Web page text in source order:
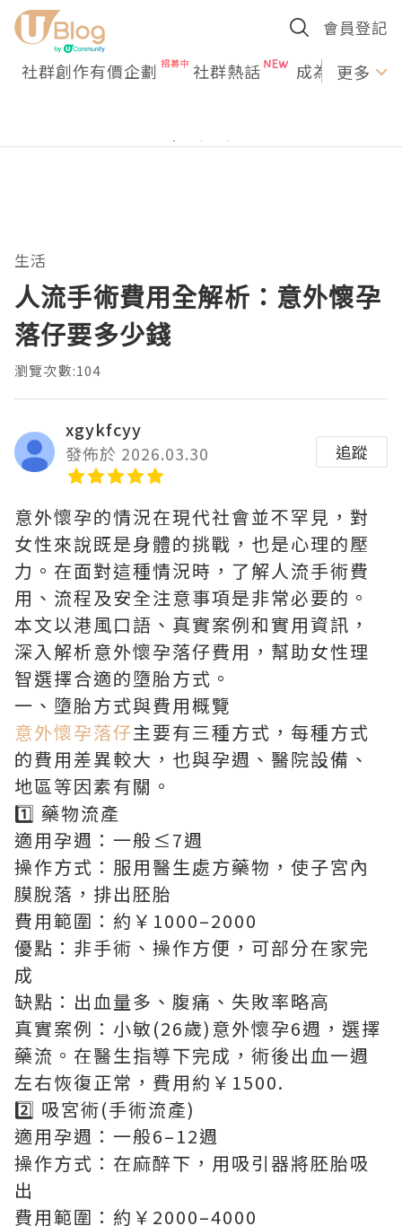
會員登記
社群創作有價企劃 社群熱話 成為U更多
生活
人流手術費用全解析：意外懷孕
落仔要多少錢
瀏覽次數:104
xgykfcyy
發佈於 2026.03.30
追蹤
意外懷孕的情況在現代社會並不罕見，對
女性來說既是身體的挑戰，也是心理的壓
力。在面對這種情況時，了解人流手術費
用、流程及安全注意事項是非常必要的。
本文以港風口語、真實案例和實用資訊，
深入解析意外懷孕落仔費用，幫助女性理
智選擇合適的墮胎方式。
一、墮胎方式與費用概覽
意外懷孕落仔主要有三種方式，每種方式
的費用差異較大，也與孕週、醫院設備、
地區等因素有關。
1️⃣ 藥物流產
適用孕週：一般≤7週
操作方式：服用醫生處方藥物，使子宮內
膜脫落，排出胚胎
費用範圍：約￥1000–2000
優點：非手術、操作方便，可部分在家完
成
缺點：出血量多、腹痛、失敗率略高
真實案例：小敏(26歲)意外懷孕6週，選擇
藥流。在醫生指導下完成，術後出血一週
左右恢復正常，費用約￥1500.
2️⃣ 吸宮術(手術流產)
適用孕週：一般6–12週
操作方式：在麻醉下，用吸引器將胚胎吸
出
費用範圍：約￥2000–4000